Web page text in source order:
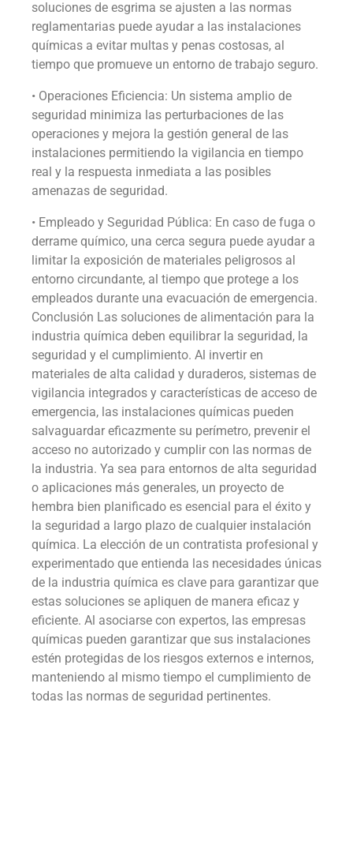
soluciones de esgrima se ajusten a las normas
reglamentarias puede ayudar a las instalaciones
químicas a evitar multas y penas costosas, al
tiempo que promueve un entorno de trabajo seguro.
• Operaciones Eficiencia: Un sistema amplio de
seguridad minimiza las perturbaciones de las
operaciones y mejora la gestión general de las
instalaciones permitiendo la vigilancia en tiempo
real y la respuesta inmediata a las posibles
amenazas de seguridad.
• Empleado y Seguridad Pública: En caso de fuga o
derrame químico, una cerca segura puede ayudar a
limitar la exposición de materiales peligrosos al
entorno circundante, al tiempo que protege a los
empleados durante una evacuación de emergencia.
Conclusión Las soluciones de alimentación para la
industria química deben equilibrar la seguridad, la
seguridad y el cumplimiento. Al invertir en
materiales de alta calidad y duraderos, sistemas de
vigilancia integrados y características de acceso de
emergencia, las instalaciones químicas pueden
salvaguardar eficazmente su perímetro, prevenir el
acceso no autorizado y cumplir con las normas de
la industria. Ya sea para entornos de alta seguridad
o aplicaciones más generales, un proyecto de
hembra bien planificado es esencial para el éxito y
la seguridad a largo plazo de cualquier instalación
química. La elección de un contratista profesional y
experimentado que entienda las necesidades únicas
de la industria química es clave para garantizar que
estas soluciones se apliquen de manera eficaz y
eficiente. Al asociarse con expertos, las empresas
químicas pueden garantizar que sus instalaciones
estén protegidas de los riesgos externos e internos,
manteniendo al mismo tiempo el cumplimiento de
todas las normas de seguridad pertinentes.